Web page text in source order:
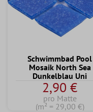
Schwimmbad Pool
Mosaik North Sea
Dunkelblau Uni
2,90 €
pro Matte
(m² = 29,00 €)